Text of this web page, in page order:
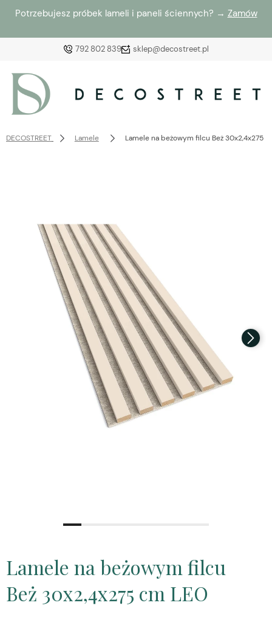
Potrzebujesz próbek lameli i paneli ściennych? → Zamów
792 802 839 sklep@decostreet.pl
z poprzedniej sesji.
DECOSTREET Lamele Lamele na beżowym filcu Beż 30x2,4x275
Lamele na beżowym filcu
Beż 30x2,4x275 cm LEO